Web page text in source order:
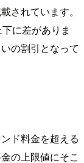
されています。
に差がありま
の割引となって
ド料金を超える
の上限値にそこ